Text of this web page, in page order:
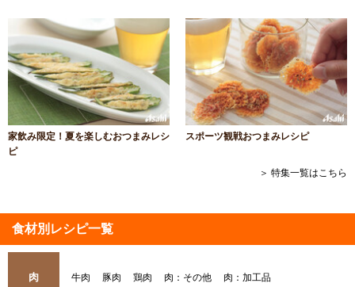
家飲み限定！夏を楽しむおつまみレシ
ピ
スポーツ観戦おつまみレシピ
＞ 特集一覧はこちら
食材別レシピ一覧
肉 牛肉 豚肉 鶏肉 肉：その他 肉：加工品